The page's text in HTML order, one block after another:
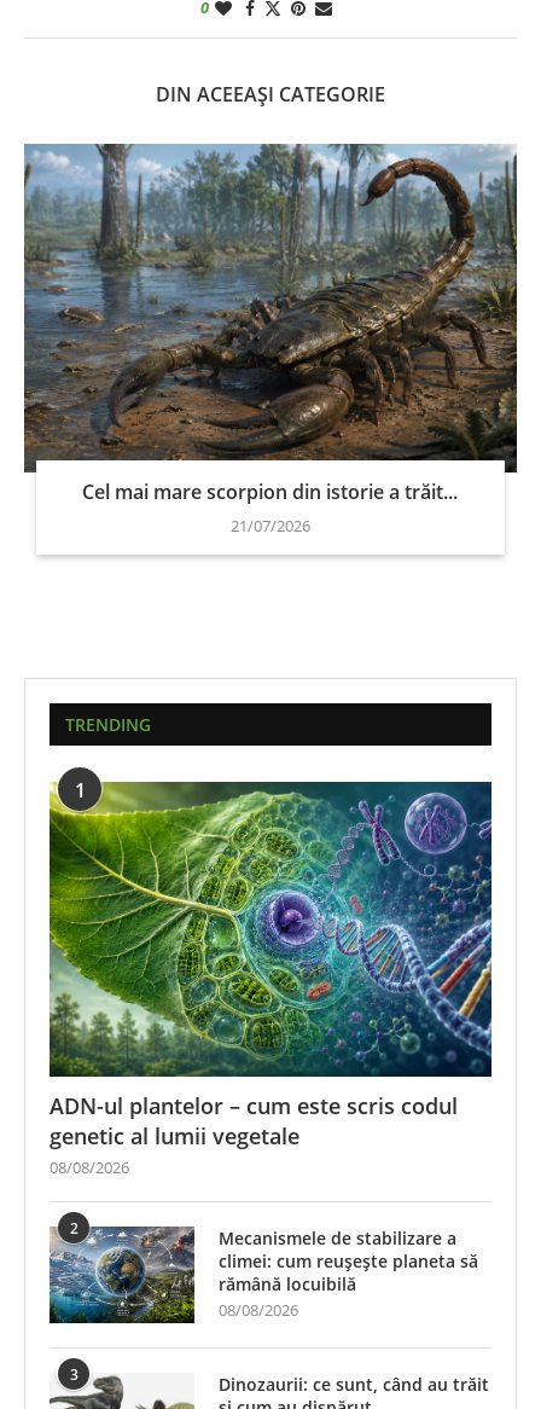
0
DIN ACEEAȘI CATEGORIE
Cel mai mare scorpion din istorie a trăit...
21/07/2026
TRENDING
1
ADN-ul plantelor – cum este scris codul
genetic al lumii vegetale
08/08/2026
2
Mecanismele de stabilizare a
climei: cum reușește planeta să
rămână locuibilă
08/08/2026
3
Dinozaurii: ce sunt, când au trăit